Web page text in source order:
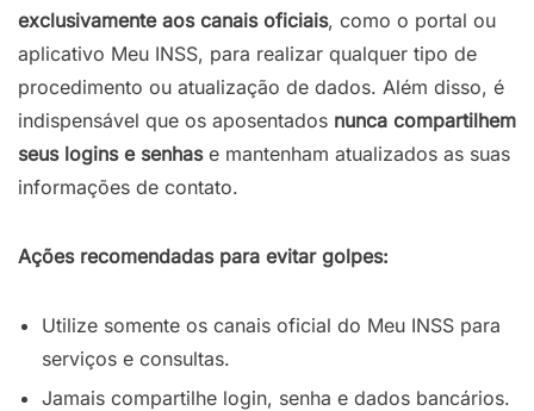
exclusivamente aos canais oficiais, como o portal ou
aplicativo Meu INSS, para realizar qualquer tipo de
procedimento ou atualização de dados. Além disso, é
indispensável que os aposentados nunca compartilhem
seus logins e senhase mantenham atualizados as suas
informações de contato.
Ações recomendadas para evitar golpes:
Utilize somente os canais oficial do Meu INSS para
serviços e consultas.
Jamais compartilhe login, senha e dados bancários.